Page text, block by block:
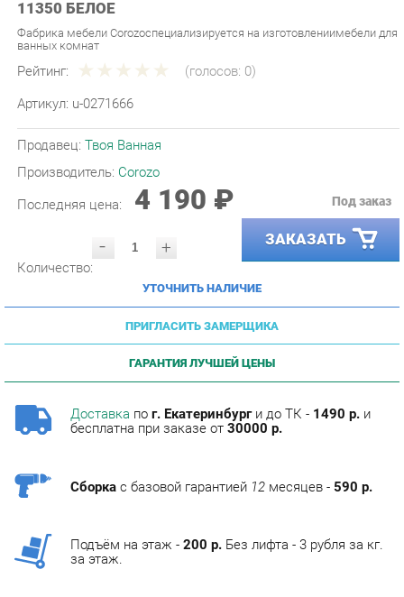
Фабрика мебели Corozoспециализируется на изготовлениимебели для
Рейтинг: (голосов:
Артикул: u-0271666
Продавец:
Производитель: Corozo
Последняя цена: 4 190 ₽
- + ЗАКАЗАТЬ
УТОЧНИТЬ НАЛИЧИЕ
ПРИГЛАСИТЬ ЗАМЕРЩИКА
ГАРАНТИЯ ЛУЧШЕЙ ЦЕНЫ
и до ТК -
бесплатна при заказе от30000 р.
Подъём на этаж - 200 р. Без лифта - 3 рубля за кг.